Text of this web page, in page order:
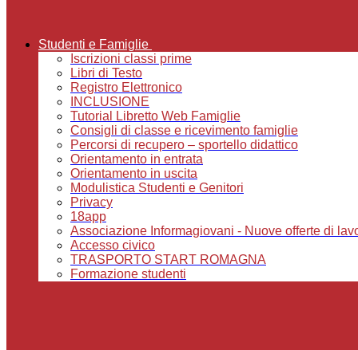
Studenti e Famiglie
Iscrizioni classi prime
Libri di Testo
Registro Elettronico
INCLUSIONE
Tutorial Libretto Web Famiglie
Consigli di classe e ricevimento famiglie
Percorsi di recupero – sportello didattico
Orientamento in entrata
Orientamento in uscita
Modulistica Studenti e Genitori
Privacy
18app
Associazione Informagiovani - Nuove offerte di
Accesso civico
TRASPORTO START ROMAGNA
Formazione studenti